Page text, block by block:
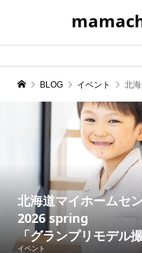
BLOG イベント 北海道マ
北海道マイホームセ
2026 spring
「グランプリモデル
イベント